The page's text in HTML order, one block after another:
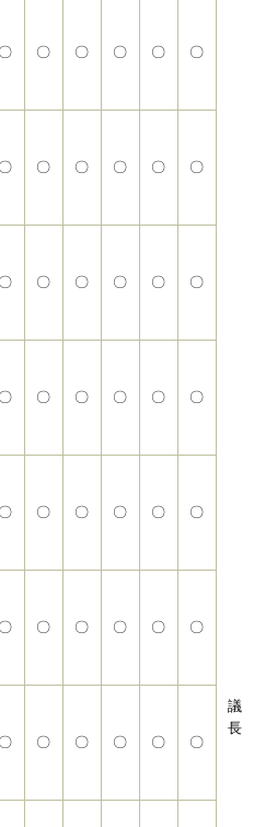
〇 〇 〇 〇 〇 〇
議
長
〇 〇 〇 〇 〇 〇
〇 〇 〇 〇 〇 〇
〇 〇 〇 〇 〇 〇
〇 〇 〇 〇 〇 〇
〇 〇 〇 〇 〇 〇
〇 〇 〇 〇 〇 〇